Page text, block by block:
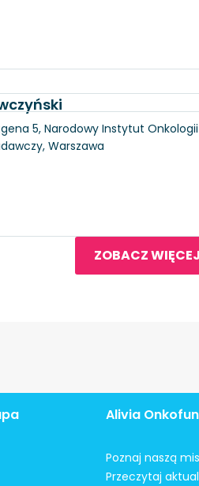
5, Narodowy Instytut
Warszawa
ZOBACZ
Alivia
Poznaj naszą
Przeczytaj